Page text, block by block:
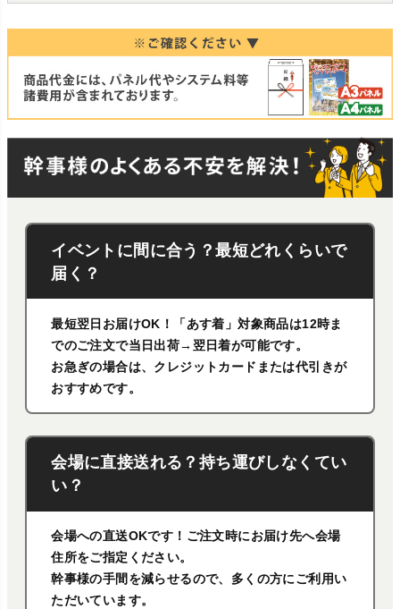
イベントに間に合う？最短どれくらいで
届く？
最短翌日お届けOK！「あす着」対象商品は12時ま
でのご注文で当日出荷→翌日着が可能です。
お急ぎの場合は、クレジットカードまたは代引きが
おすすめです。
会場に直接送れる？持ち運びしなくてい
い？
会場への直送OKです！ご注文時にお届け先へ会場
住所をご指定ください。
幹事様の手間を減らせるので、多くの方にご利用い
ただいています。